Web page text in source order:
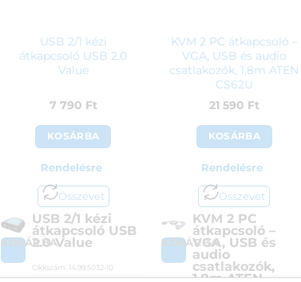
USB 2/1 kézi
átkapcsoló USB 2.0
Value
7 790 Ft
KOSÁRBA
Rendelésre
Összevet
KOSÁRBA
USB 2/1 kézi
átkapcsoló USB
2.0 Value
Cikkszám:
14.99.5032-10
KVM 2 PC átkapcsoló –
VGA, USB és audio
csatlakozók, 1,8m ATEN
CS62U
21 590 Ft
KOSÁRBA
Rendelésre
Összevet
KOSÁRBA
KVM 2 PC
átkapcsoló –
VGA, USB és
audio
csatlakozók,
1,8m ATEN